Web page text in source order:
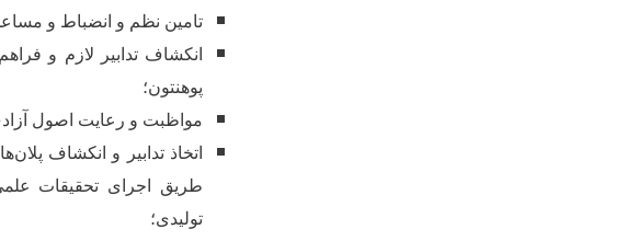
تامین نظم و انضباط و
انکشاف تدابیر لازم و فراهم
پوهنتون؛
مواظبت و رعایت اصول
اتخاذ تدابیر و انکشاف پلان
طریق اجرای تحقیقات
تولیدی؛